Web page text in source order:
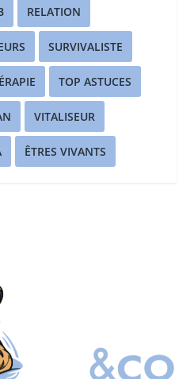
RELATION
SURVIVALISTE
TOP ASTUCES
VITALISEUR
ÊTRES VIVANTS